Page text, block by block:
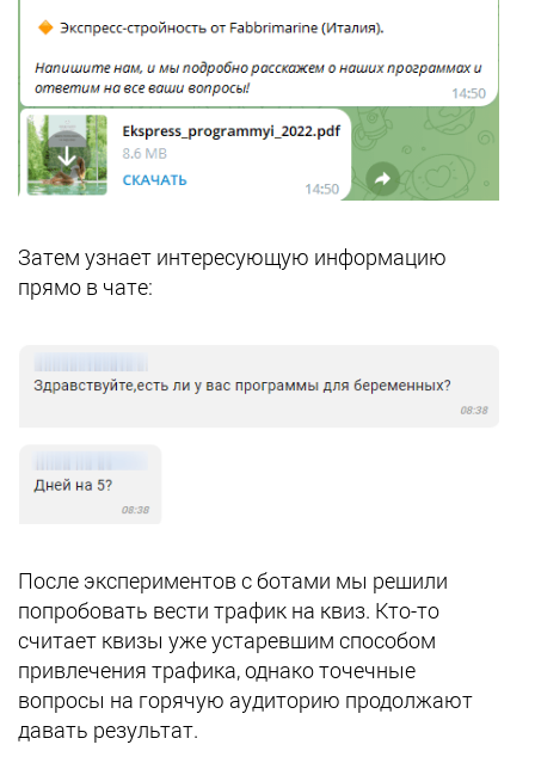
Затем узнает интересующую информацию
прямо в чате:
После экспериментов с ботами мы решили
попробовать вести трафик на квиз. Кто-то
считает квизы уже устаревшим способом
привлечения трафика, однако точечные
вопросы на горячую аудиторию продолжают
давать результат.